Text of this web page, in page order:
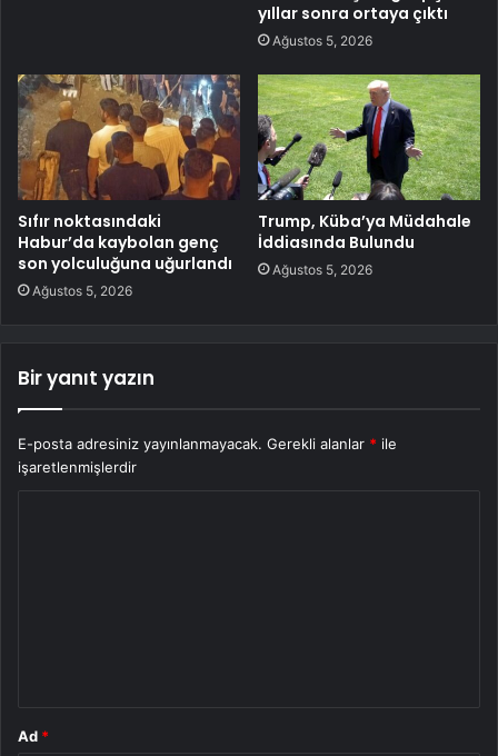
yıllar sonra ortaya çıktı
Ağustos 5, 2026
Sıfır noktasındaki
Habur’da kaybolan genç
son yolculuğuna uğurlandı
Ağustos 5, 2026
Trump, Küba’ya Müdahale
İddiasında Bulundu
Ağustos 5, 2026
Bir yanıt yazın
E-posta adresiniz yayınlanmayacak. Gerekli alanlar * ile
işaretlenmişlerdir
Ad *